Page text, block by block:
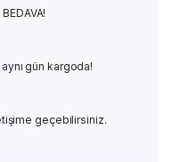
gün kargoda!
geçebilirsiniz.